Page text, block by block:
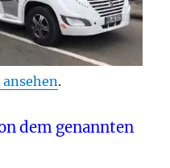
ansehen.
dem genannten